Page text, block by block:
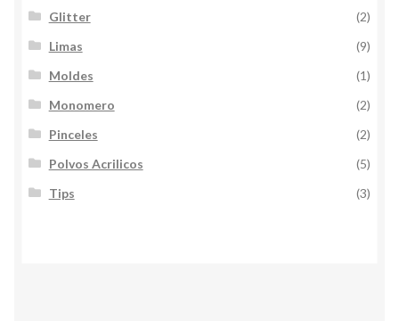
Glitter
(2)
Limas
(9)
Moldes
(1)
Monomero
(2)
Pinceles
(2)
Polvos Acrilicos
(5)
Tips
(3)